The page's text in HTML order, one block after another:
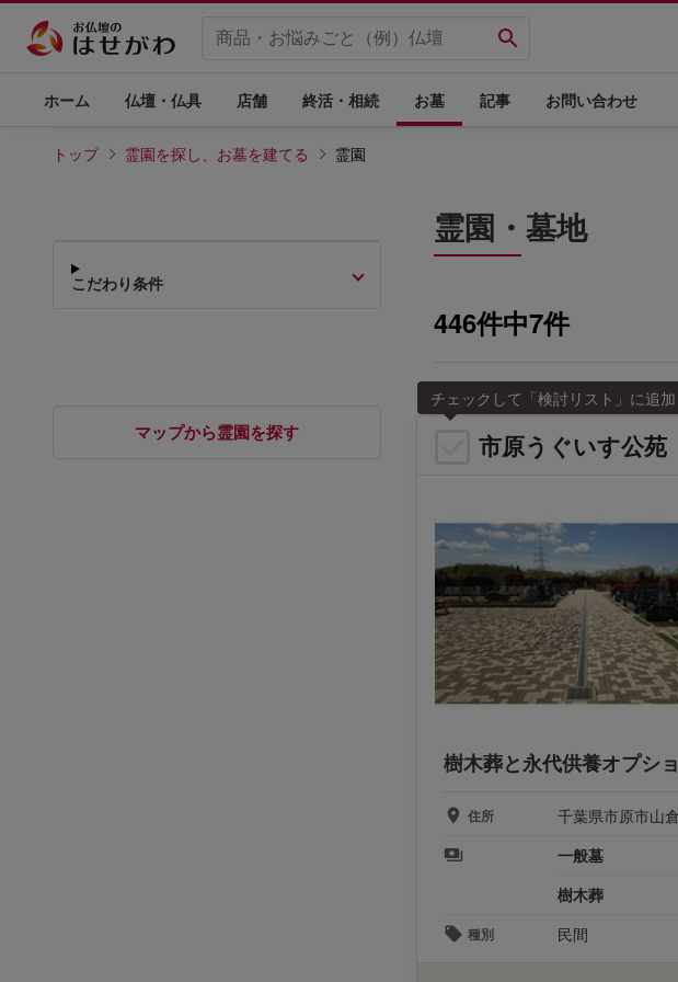
ホーム 仏壇・仏具 店舗 終活・相続 お墓 記事 お問い合わせ
トップ 霊園を探し、お墓を建てる 霊園
マップから霊園を探す
霊園・墓地
こだわり条件
446件中7件
市原うぐいす公苑
樹木葬と永代供養オプシ
住所
千葉県市原市山
一般墓
樹木葬
種別
民間